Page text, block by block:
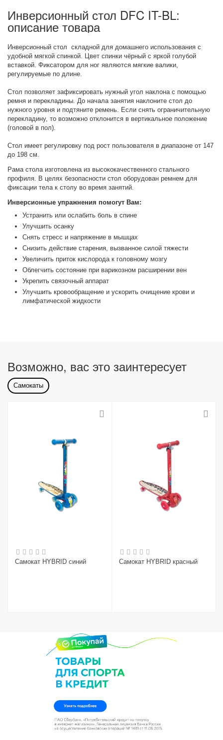
Инверсионный стол DFC IT-BL:
описание товара
Инверсионный стол складной для домашнего использования с
удобной мягкой спинкой. Цвет спинки чёрный с яркой голубой
вставкой. Фиксатором для ног являются мягкие валики,
регулируемые по длине.
Стол позволяет зафиксировать нужный угол наклона с помощью
ремня и перекладины. До начала занятия наклоните стол до
нужного уровня и подтяните ремень. Если снять ограничительную
перекладину, то возможно отклонится в вертикальное положение
(головой в пол).
Стол имеет регулировку под рост пользователя в диапазоне от 147
до 198 см.
Рама стола изготовлена из высококачественного стального
профиля. В целях безопасности стол оборудован ремнем для
фиксации тела к столу во время занятий.
Инверсионные упражнения помогут Вам:
Устранить или ослабить боль в спине
Улучшить осанку
Cнять стресс и напряжение в мышцах
Снизить действие старения, вызванное силой тяжести
Увеличить приток кислорода к головному мозгу
Облегчить состояние при варикозном расширении вен
Укрепить связочный аппарат
Улучшить кровообращение и ускорить очищение крови и
лимфатической жидкости
Возможно, вас это заинтересует
Самокаты
Самокат HYBRID синий Самокат HYBRID красный